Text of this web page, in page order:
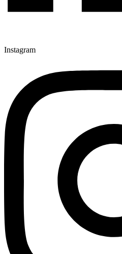
Instagram